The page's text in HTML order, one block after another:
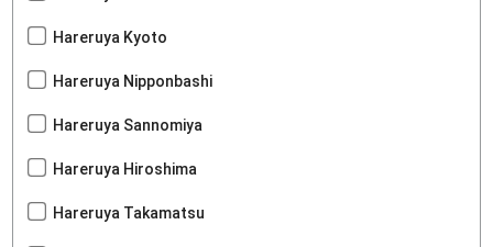
Hareruya Kyoto
Hareruya Nipponbashi
Hareruya Sannomiya
Hareruya Hiroshima
Hareruya Takamatsu